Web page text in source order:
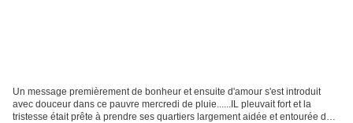
Un message premièrement de bonheur et ensuite d'amour s'est introduit
avec douceur dans ce pauvre mercredi de pluie......IL pleuvait fort et la
tristesse était prête à prendre ses quartiers largement aidée et entourée de